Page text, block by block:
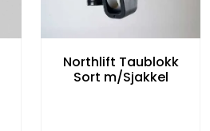
Northlift Taublokk
Sort m/Sjakkel